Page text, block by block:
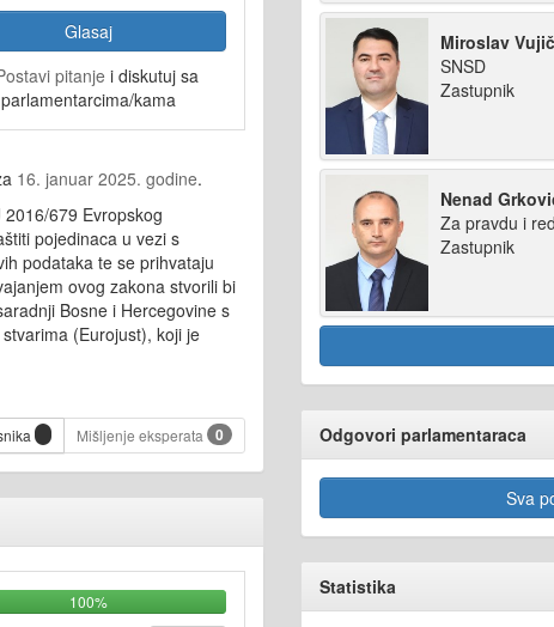
Glasaj
pitanje i diskutuj sa
parlamentarcima/kama
16. januar 2025. godine.
679 Evropskog
pojedinaca u vezi s
podataka te se prihvataju
ovog zakona stvorili bi
Bosne i Hercegovine s
(Eurojust), koji je
Mišljenje eksperata 0
100%
Miroslav
SNSD
Zastupnik
Nenad
Za pravdu i
Zastupnik
Odgovori parlamentaraca
Sva
Statistika